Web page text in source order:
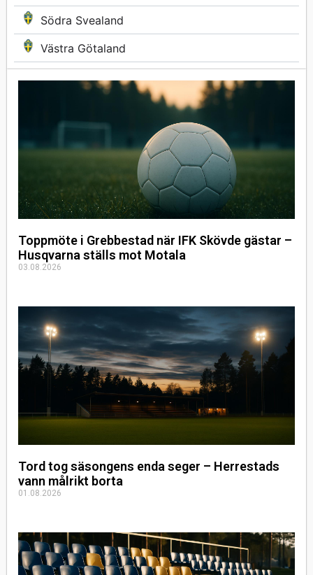
Södra Svealand
Västra Götaland
Toppmöte i Grebbestad när IFK Skövde gästar –
Husqvarna ställs mot Motala
03.08.2026
Tord tog säsongens enda seger – Herrestads
vann målrikt borta
01.08.2026